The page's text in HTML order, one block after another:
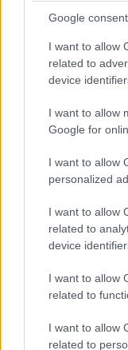
Google
I want to allow
related to
device
I want to allow
Google for
I want to allow
personalized
I want to allow
related to
device
I want to allow
related to
I want to allow
related to
για τα
Καναδά
7/08/2026 - 8:26μμ
Έφυγε από τη
πρόεδρος του